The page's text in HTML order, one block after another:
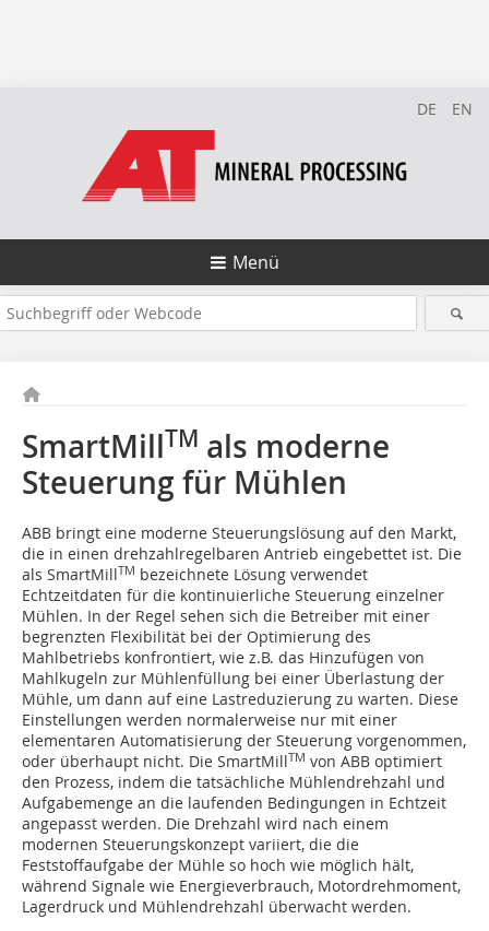
DE EN
Menü
SmartMillTM als moderne
Steuerung für Mühlen­
ABB bringt eine moderne Steuerungslösung auf den Markt,
die in einen drehzahlregelbaren Antrieb eingebettet ist. Die
als SmartMillTM bezeichnete Lösung verwendet
Echtzeitdaten für die kontinuierliche Steuerung einzelner
Mühlen. In der Regel sehen sich die Betreiber mit einer
begrenzten Flexibilität bei der Optimierung des
Mahlbetriebs konfrontiert, wie z.B. das Hinzufügen von
Mahlkugeln zur Mühlenfüllung bei einer Überlastung der
Mühle, um dann auf eine Lastreduzierung zu warten. Diese
Einstellungen werden normalerweise nur mit einer
elementaren Automatisierung der Steuerung vorgenommen,
oder überhaupt nicht. Die SmartMillTM von ABB optimiert
den Prozess, indem die tatsächliche Mühlendrehzahl und
Aufgabemenge an die laufenden Bedingungen in Echtzeit
angepasst werden. Die Drehzahl wird nach einem
modernen Steuerungskonzept variiert, die die
Feststoffaufgabe der Mühle so hoch wie möglich hält,
während Signale wie Energieverbrauch, Motordrehmoment,
Lagerdruck und Mühlendrehzahl überwacht werden.